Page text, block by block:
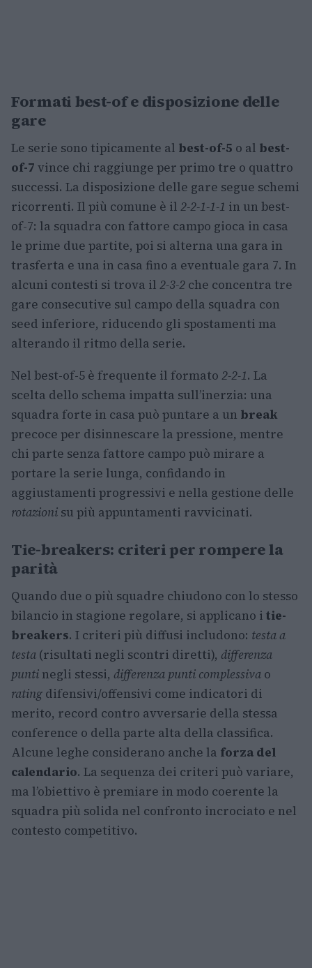
Formati best-of e disposizione delle
gare
Le serie sono tipicamente al best-of-5 o al best-
of-7 vince chi raggiunge per primo tre o quattro
successi. La disposizione delle gare segue schemi
ricorrenti. Il più comune è il 2-2-1-1-1 in un best-
of-7: la squadra con fattore campo gioca in casa
le prime due partite, poi si alterna una gara in
trasferta e una in casa fino a eventuale gara 7. In
alcuni contesti si trova il 2-3-2 che concentra tre
gare consecutive sul campo della squadra con
seed inferiore, riducendo gli spostamenti ma
alterando il ritmo della serie.
Nel best-of-5 è frequente il formato 2-2-1. La
scelta dello schema impatta sull’inerzia: una
squadra forte in casa può puntare a un break
precoce per disinnescare la pressione, mentre
chi parte senza fattore campo può mirare a
portare la serie lunga, confidando in
aggiustamenti progressivi e nella gestione delle
rotazioni su più appuntamenti ravvicinati.
Tie-breakers: criteri per rompere la
parità
Quando due o più squadre chiudono con lo stesso
bilancio in stagione regolare, si applicano i tie-
breakers. I criteri più diffusi includono: testa a
testa (risultati negli scontri diretti), differenza
punti negli stessi, differenza punti complessiva o
rating difensivi/offensivi come indicatori di
merito, record contro avversarie della stessa
conference o della parte alta della classifica.
Alcune leghe considerano anche la forza del
calendario. La sequenza dei criteri può variare,
ma l’obiettivo è premiare in modo coerente la
squadra più solida nel confronto incrociato e nel
contesto competitivo.